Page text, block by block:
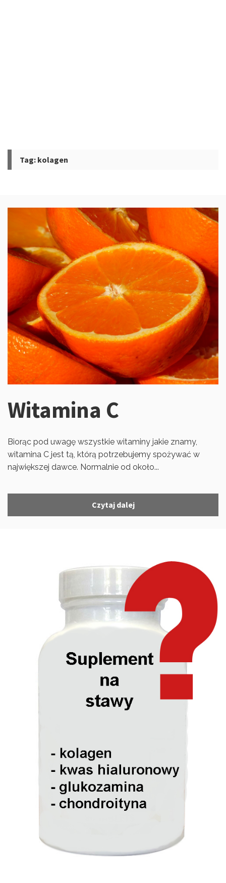
Tag: kolagen
Witamina C
Biorąc pod uwagę wszystkie witaminy jakie znamy,
witamina C jest tą, którą potrzebujemy spożywać w
największej dawce. Normalnie od około...
Czytaj dalej